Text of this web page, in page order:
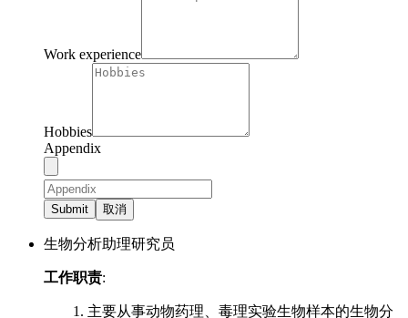
Work experience
Hobbies
Appendix
Submit 取消
生物分析助理研究员
工作职责:
1. 主要从事动物药理、毒理实验生物样本的生物分